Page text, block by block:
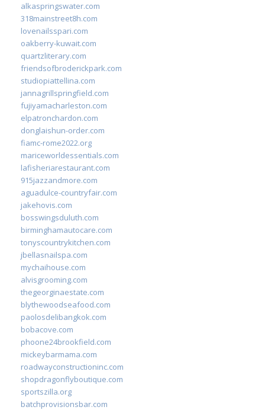
alkaspringswater.com
318mainstreet8h.com
lovenailsspari.com
oakberry-kuwait.com
quartzliterary.com
friendsofbroderickpark.com
studiopiattellina.com
jannagrillspringfield.com
fujiyamacharleston.com
elpatronchardon.com
donglaishun-order.com
fiamc-rome2022.org
mariceworldessentials.com
lafisheriarestaurant.com
915jazzandmore.com
aguadulce-countryfair.com
jakehovis.com
bosswingsduluth.com
birminghamautocare.com
tonyscountrykitchen.com
jbellasnailspa.com
mychaihouse.com
alvisgrooming.com
thegeorginaestate.com
blythewoodseafood.com
paolosdelibangkok.com
bobacove.com
phoone24brookfield.com
mickeybarmama.com
roadwayconstructioninc.com
shopdragonflyboutique.com
sportszilla.org
batchprovisionsbar.com